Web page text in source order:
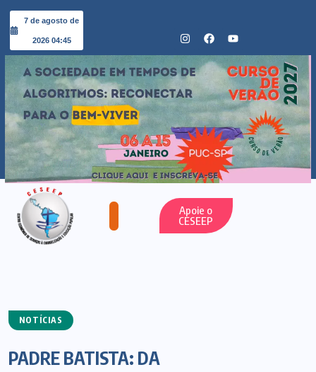
7 de agosto de
2026 04:45
Apoie o
CESEEP
NOTÍCIAS
PADRE BATISTA: DA